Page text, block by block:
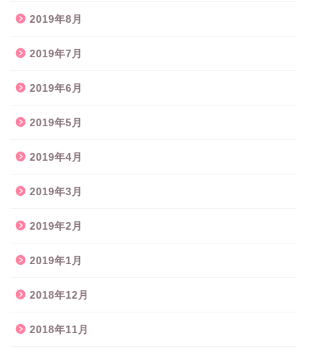
2019年8月
2019年7月
2019年6月
2019年5月
2019年4月
2019年3月
2019年2月
2019年1月
2018年12月
2018年11月